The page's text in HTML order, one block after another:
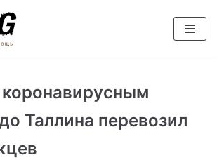
Таллина перевозил